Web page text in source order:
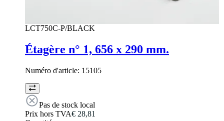
LCT750C-P/BLACK
Étagère n° 1, 656 x 290 mm.
Numéro d'article: 15105
Pas de stock local
Prix hors TVA€ 28,81